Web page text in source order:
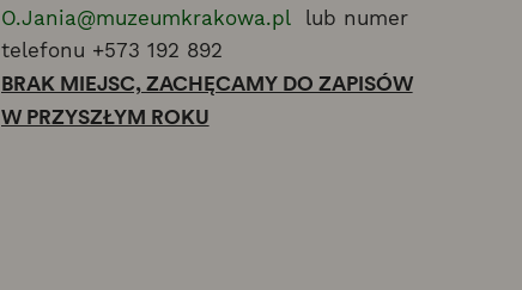
O.Jania@muzeumkrakowa.pllub numer
telefonu +573 192 892
BRAK MIEJSC, ZACHĘCAMY DO ZAPISÓW
W PRZYSZŁYM ROKU